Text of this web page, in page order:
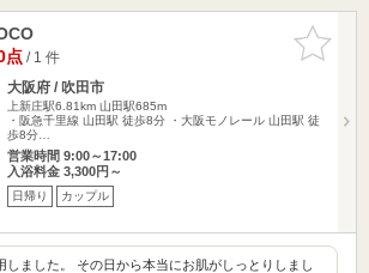
お気に入
りに追加
点/ 1 件
大阪府 / 吹田市
上新庄駅6.81km 山田駅685m
・阪急千里線 山田駅 徒歩8分 ・大阪モノレール 山田駅 徒
歩8分…
営業時間 9:00～17:00
入浴料金 3,300円～
日帰り カップル
しました。 その日から本当にお肌がしっとりしまし